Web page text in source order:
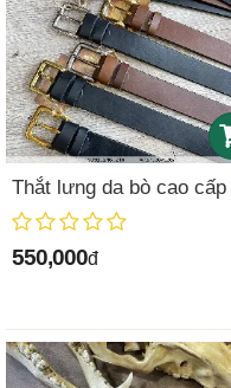
Thắt lưng da bò cao cấp
550,000đ